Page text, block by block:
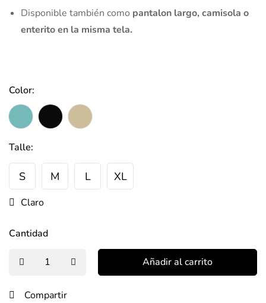
Disponible también como pantalon largo, camisola o
enterito en la misma tela.
Color:
Talle:
S M L XL
Claro
Cantidad
Añadir al carrito
Compartir